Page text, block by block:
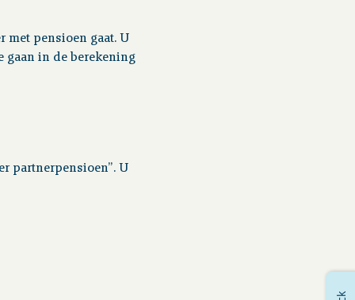
met pensioen gaat. U
gaan in de berekening
partnerpensioen”. U